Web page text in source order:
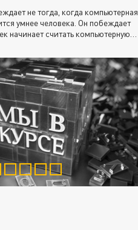
не тогда, когда компьютерная
умнее человека. Он побеждает
начинает считать компьютерную